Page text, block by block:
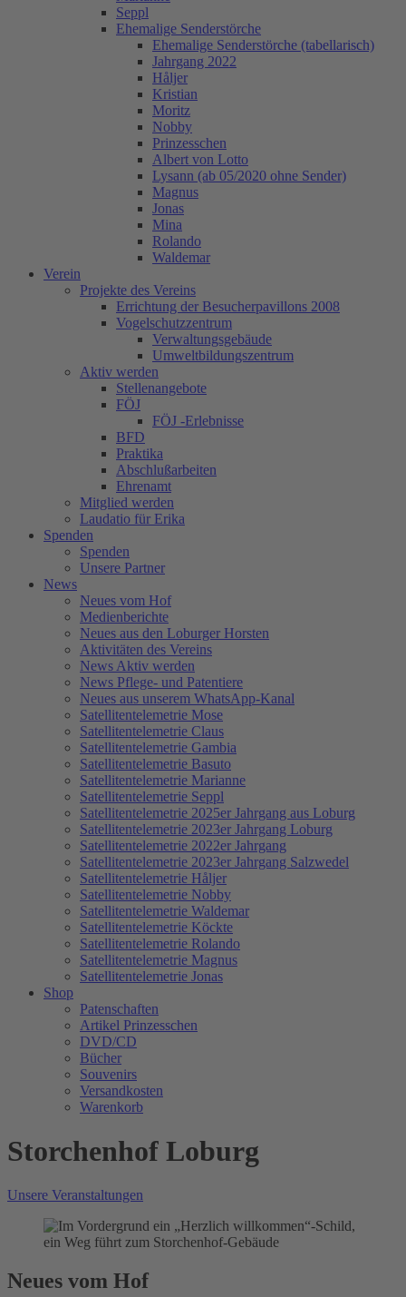
Seppl
Ehemalige Senderstörche
Ehemalige Senderstörche (tabellarisch)
Jahrgang 2022
Håljer
Kristian
Moritz
Nobby
Prinzesschen
Albert von Lotto
Lysann (ab 05/2020 ohne Sender)
Magnus
Jonas
Mina
Rolando
Waldemar
Verein
Projekte des Vereins
Errichtung der Besucherpavillons 2008
Vogelschutzzentrum
Verwaltungsgebäude
Umweltbildungszentrum
Aktiv werden
Stellenangebote
FÖJ
FÖJ -Erlebnisse
BFD
Praktika
Abschlußarbeiten
Ehrenamt
Mitglied werden
Laudatio für Erika
Spenden
Spenden
Unsere Partner
News
Neues vom Hof
Medienberichte
Neues aus den Loburger Horsten
Aktivitäten des Vereins
News Aktiv werden
News Pflege- und Patentiere
Neues aus unserem WhatsApp-Kanal
Satellitentelemetrie Mose
Satellitentelemetrie Claus
Satellitentelemetrie Gambia
Satellitentelemetrie Basuto
Satellitentelemetrie Marianne
Satellitentelemetrie Seppl
Satellitentelemetrie 2025er Jahrgang aus Loburg
Satellitentelemetrie 2023er Jahrgang Loburg
Satellitentelemetrie 2022er Jahrgang
Satellitentelemetrie 2023er Jahrgang Salzwedel
Satellitentelemetrie Håljer
Satellitentelemetrie Nobby
Satellitentelemetrie Waldemar
Satellitentelemetrie Köckte
Satellitentelemetrie Rolando
Satellitentelemetrie Magnus
Satellitentelemetrie Jonas
Shop
Patenschaften
Artikel Prinzesschen
DVD/CD
Bücher
Souvenirs
Versandkosten
Warenkorb
Storchenhof Loburg
Unsere Veranstaltungen
Neues vom Hof